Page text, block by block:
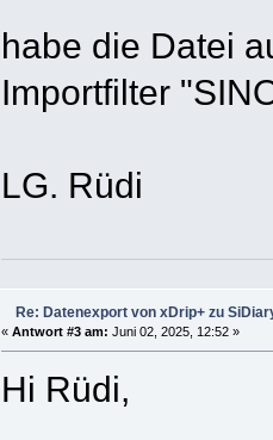
habe die Datei
Importfilter
LG. Rüdi
Re: Datenexport von xDrip+ zu
« Antwort #3 am: Juni 02, 2025, 12:52 »
Hi Rüdi,